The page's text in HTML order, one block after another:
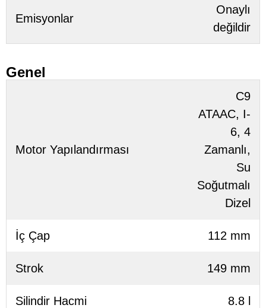
Emisyonlar
Onaylı
değildir
Genel
Motor Yapılandırması
C9
ATAAC, I-
6, 4
Zamanlı,
Su
Soğutmalı
Dizel
İç Çap 112 mm
Strok 149 mm
Silindir Hacmi 8.8 l